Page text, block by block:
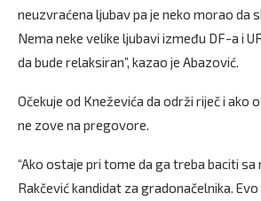
neuzvraćena ljubav pa je neko morao da
Nema neke velike ljubavi između DF-a i
da bude relaksiran”, kazao je Abazović.
Očekuje od Kneževića da održi riječ i ako
ne zove na pregovore.
“Ako ostaje pri tome da ga treba baciti sa
Rakčević kandidat za gradonačelnika.